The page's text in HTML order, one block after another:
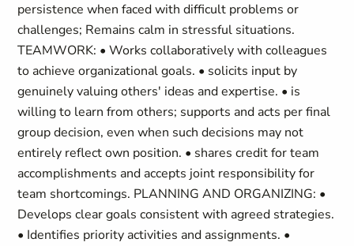
persistence when faced with difficult problems or
challenges; Remains calm in stressful situations.
TEAMWORK: • Works collaboratively with colleagues
to achieve organizational goals. • solicits input by
genuinely valuing others' ideas and expertise. • is
willing to learn from others; supports and acts per final
group decision, even when such decisions may not
entirely reflect own position. • shares credit for team
accomplishments and accepts joint responsibility for
team shortcomings. PLANNING AND ORGANIZING: •
Develops clear goals consistent with agreed strategies.
• Identifies priority activities and assignments. •